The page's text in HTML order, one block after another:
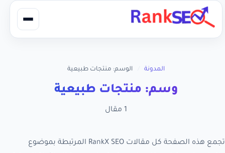
المدونة الوسم: منتجات طبيعية
وسم: منتجات طبيعية
1 مقال
تجمع هذه الصفحة كل مقالات RankX SEO المرتبطة بموضوع